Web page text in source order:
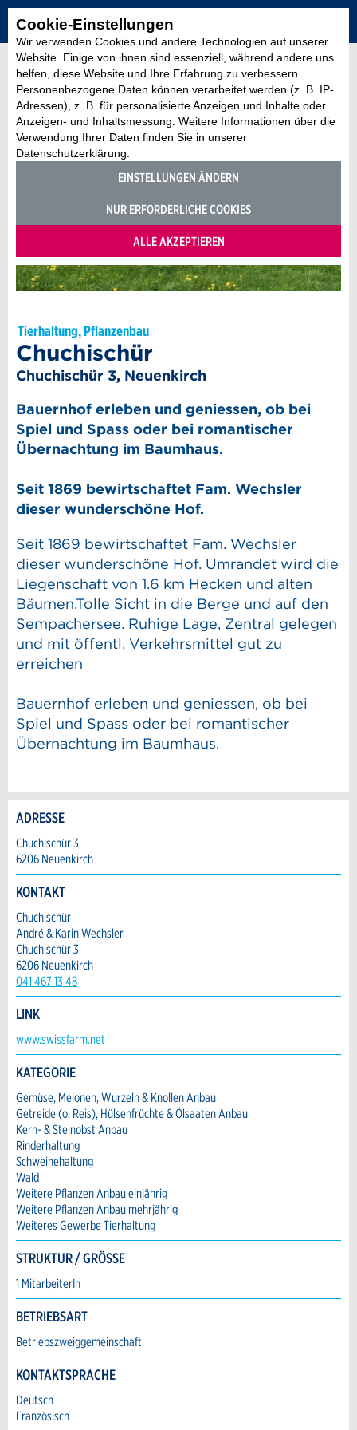
Cookie-Einstellungen
Wir verwenden Cookies und andere Technologien auf unserer
Website. Einige von ihnen sind essenziell, während andere uns
helfen, diese Website und Ihre Erfahrung zu verbessern.
Personenbezogene Daten können verarbeitet werden (z. B. IP-
Adressen), z. B. für personalisierte Anzeigen und Inhalte oder
Anzeigen- und Inhaltsmessung. Weitere Informationen über die
Verwendung Ihrer Daten finden Sie in unserer
Datenschutzerklärung.
EINSTELLUNGEN ÄNDERN
NUR ERFORDERLICHE COOKIES
ALLE AKZEPTIEREN
Tierhaltung, Pflanzenbau
Chuchischür
Chuchischür 3, Neuenkirch
Bauernhof erleben und geniessen, ob bei
Spiel und Spass oder bei romantischer
Übernachtung im Baumhaus.
Seit 1869 bewirtschaftet Fam. Wechsler
dieser wunderschöne Hof.
Seit 1869 bewirtschaftet Fam. Wechsler
dieser wunderschöne Hof. Umrandet wird die
Liegenschaft von 1.6 km Hecken und alten
Bäumen.Tolle Sicht in die Berge und auf den
Sempachersee. Ruhige Lage, Zentral gelegen
und mit öffentl. Verkehrsmittel gut zu
erreichen
Bauernhof erleben und geniessen, ob bei
Spiel und Spass oder bei romantischer
Übernachtung im Baumhaus.
Anzeige beanstanden
Ihr Feedback wird sehr geschätzt!
Allgemeines Feedback
Anzeige nicht mehr gültig
Anzeige unvollständig
Nachricht
* Eingabe erforderlich
Zur Qualitätssicherung wird eine Kopie der E-
Mail an guidle übermittelt.
NACHRICHT SENDEN
Anzeige weiterempfehlen
Empfehlen Sie diese Anzeige an Freunde
weiter.
* Eingabe erforderlich
ANZEIGE WEITEREMPFEHLEN
Schliessen
Reservation
Anzahl der Teilnehmer *:
Vorname / Nachname *:
Firma / Organisation:
Adresszusatz:
Strasse und Nr. *:
PLZ / Ort *:
E-Mail *:
Telefon *:
Nachricht:
ADRESSE
Chuchischür 3
6206 Neuenkirch
KONTAKT
Chuchischür
André & Karin Wechsler
Chuchischür 3
6206 Neuenkirch
041 467 13 48
Kontakt
Verfassen Sie eine Nachricht für die Kontaktpersonen dieser
Anzeige.
LINK
www.swissfarm.net
KATEGORIE
Gemüse, Melonen, Wurzeln & Knollen Anbau
Getreide (o. Reis), Hülsenfrüchte & Ölsaaten Anbau
Kern- & Steinobst Anbau
Rinderhaltung
Schweinehaltung
Wald
Weitere Pflanzen Anbau einjährig
Weitere Pflanzen Anbau mehrjährig
Weiteres Gewerbe Tierhaltung
STRUKTUR / GRÖSSE
1 MitarbeiterIn
BETRIEBSART
Betriebszweiggemeinschaft
KONTAKTSPRACHE
Deutsch
Französisch